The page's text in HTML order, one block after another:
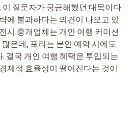
질문자가 궁금해했던 대목이다.
에 불과하다는 의견이 나오고 있
시 중개업체는 개인 여행 커미션
은데, 포라는 본인 예약 시에도
결국 개인 여행 혜택은 투입되는
제적 효율성이 떨어진다는 것이